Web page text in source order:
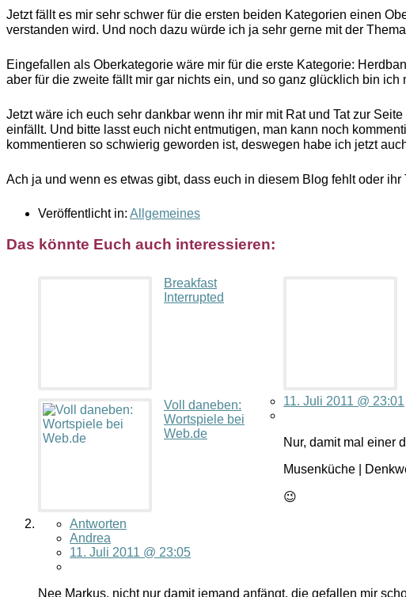
Jetzt fällt es mir sehr schwer für die ersten beiden Kategorien einen
verstanden wird. Und noch dazu würde ich ja sehr gerne mit der
Eingefallen als Oberkategorie wäre mir für die erste Kategorie:
aber für die zweite fällt mir gar nichts ein, und so ganz glücklich bin ich
Jetzt wäre ich euch sehr dankbar wenn ihr mir mit Rat und Tat zur
einfällt. Und bitte lasst euch nicht entmutigen, man kann noch
kommentieren so schwierig geworden ist, deswegen habe ich jetzt
Ach ja und wenn es etwas gibt, dass euch in diesem Blog fehlt oder
Veröffentlicht in: Allgemeines
Das könnte Euch auch interessieren:
Breakfast
Interrupted
Voll daneben:
Wortspiele bei
Web.de
11. Juli 2011 @ 23:01
Nur, damit mal einer
Musenküche |
😉
Antworten
Andrea
11. Juli 2011 @ 23:05
Nee Markus, nicht nur damit jemand anfängt, die gefallen mir